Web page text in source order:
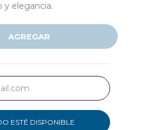
y elegancia.
AGREGAR
ESTÉ DISPONIBLE